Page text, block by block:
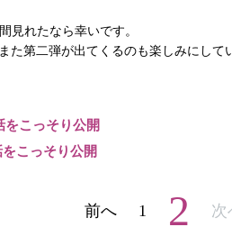
見れたなら幸いです。
た第二弾が出てくるのも楽しみにして
をこっそり公開
こっそり公開
前へ 1 2 次